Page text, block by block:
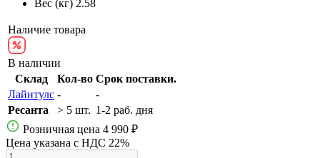
Вес (кг) 2.58
Наличие товара
В наличии
Склад
Кол-во Срок поставки.
Лайнтулс -
-
Ресанта
> 5 шт. 1-2 раб. дня
Розничная цена 4 990 ₽
Цена указана с НДС 22%